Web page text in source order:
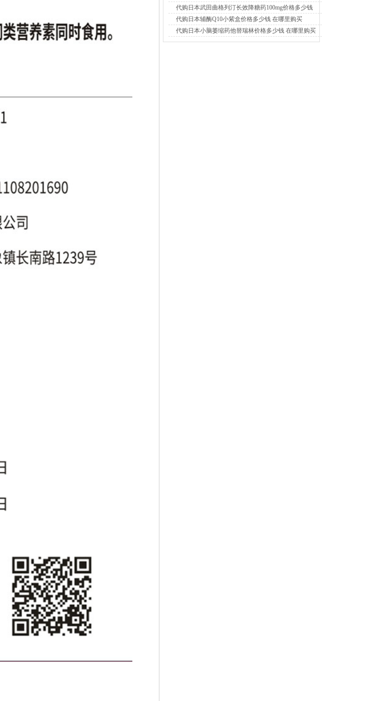
代购日本武田曲格列汀长效降糖药100mg价格多少钱
代购日本辅酶Q10小紫盒价格多少钱 在哪里购买
代购日本小脑萎缩药他替瑞林价格多少钱 在哪里购买